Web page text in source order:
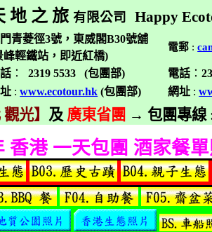
地 之 旅有限公司 Happy
青菱徑3號，東威閣B30號舖
峰輕鐵站，即近紅橋)
電郵 :
： 2319 5533 (包團部) 電話 ：
: www.ecotour.hk (包團部) 網址 :
光】 及 廣東省團 → 包團專線
香港 一天包團 酒家餐